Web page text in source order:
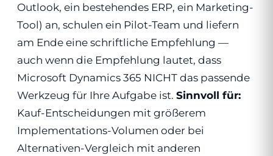
Outlook, ein bestehendes ERP, ein Marketing-
Tool) an, schulen ein Pilot-Team und liefern
am Ende eine schriftliche Empfehlung —
auch wenn die Empfehlung lautet, dass
Microsoft Dynamics 365 NICHT das passende
Werkzeug für Ihre Aufgabe ist. Sinnvoll für:
Kauf-Entscheidungen mit größerem
Implementations-Volumen oder bei
Alternativen-Vergleich mit anderen